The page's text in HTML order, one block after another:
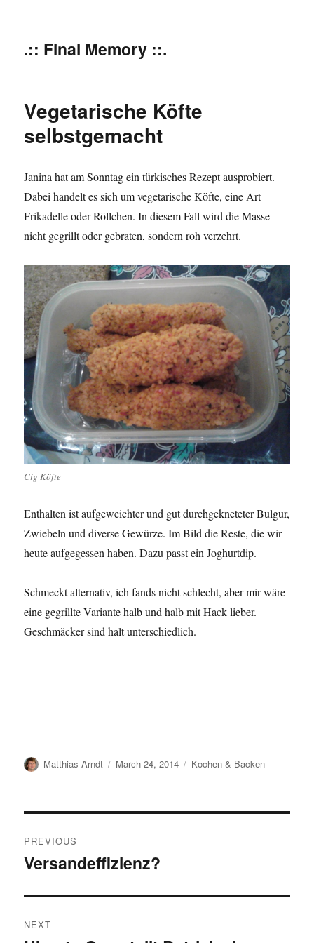
.:: Final Memory ::.
Vegetarische Köfte
selbstgemacht
Janina hat am Sonntag ein türkisches Rezept ausprobiert.
Dabei handelt es sich um vegetarische Köfte, eine Art
Frikadelle oder Röllchen. In diesem Fall wird die Masse
nicht gegrillt oder gebraten, sondern roh verzehrt.
Cig Köfte
Enthalten ist aufgeweichter und gut durchgekneteter Bulgur,
Zwiebeln und diverse Gewürze. Im Bild die Reste, die wir
heute aufgegessen haben. Dazu passt ein Joghurtdip.
Schmeckt alternativ, ich fands nicht schlecht, aber mir wäre
eine gegrillte Variante halb und halb mit Hack lieber.
Geschmäcker sind halt unterschiedlich.
Author
Matthias Arndt
Posted
March 24, 2014 Categories
Kochen & Backen
navigation
PREVIOUS
Previous
Versandeffizienz?
NEXT